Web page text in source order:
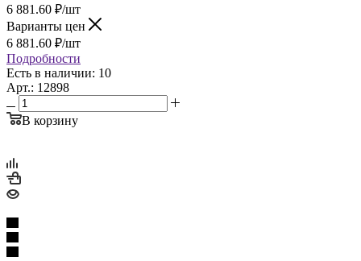
6 881.60 ₽/шт
Варианты цен
6 881.60 ₽/шт
Подробности
Есть в наличии: 10
Арт.: 12898
В корзину